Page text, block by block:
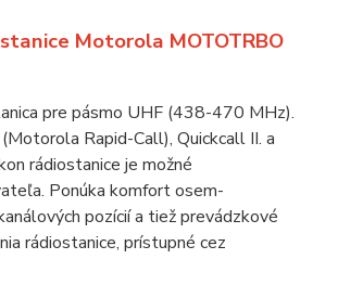
Motorola MOTOTRBO
pre pásmo UHF (438-470 MHz).
Rapid-Call), Quickcall II. a
rádiostanice je možné
Ponúka komfort osem-
pozícií a tiež prevádzkové
rádiostanice, prístupné cez